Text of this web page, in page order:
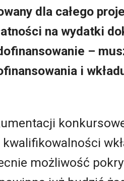
dla całego
na wydatki
–
i
możliwość